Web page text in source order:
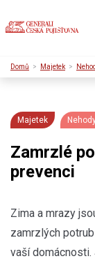
Domů Majetek
Majetek
Zamrzlé
prevenci
Zima a mrazy
zamrzlých
vaší